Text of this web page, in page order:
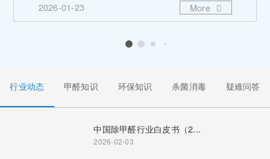
2026-01-23 More
行业动态 甲醛知识 环保知识 杀菌消毒 疑难问答
中国除甲醛行业白皮书（2...
2026-02-03